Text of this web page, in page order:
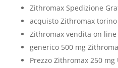
Zithromax Spedizione
acquisto Zithromax torino
Zithromax vendita on
generico 500 mg
Prezzo Zithromax 250 mg